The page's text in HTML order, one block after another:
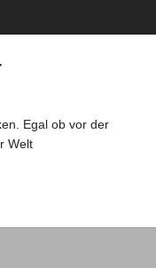
Egal ob vor der
Welt